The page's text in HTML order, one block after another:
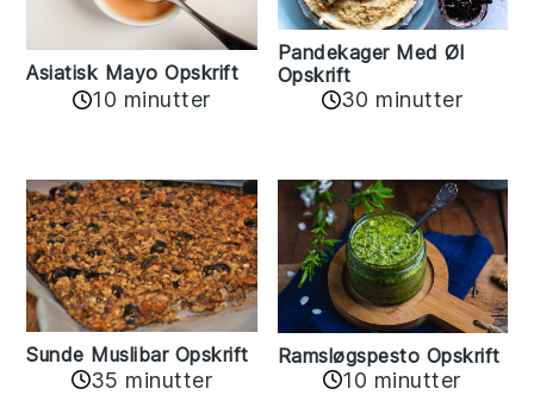
Asiatisk Mayo Opskrift
10 minutter
Pandekager Med Øl
Opskrift
30 minutter
Sunde Muslibar Opskrift
35 minutter
Ramsløgspesto Opskrift
10 minutter